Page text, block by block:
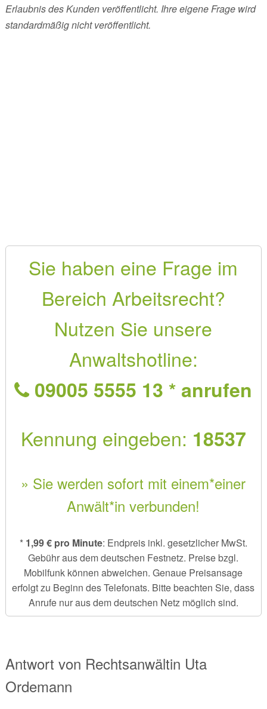
Erlaubnis des Kunden veröffentlicht. Ihre eigene Frage wird
standardmäßig nicht veröffentlicht.
Sie haben eine Frage im
Bereich Arbeitsrecht?
Nutzen Sie unsere
Anwaltshotline:
09005 5555 13 * anrufen
Kennung eingeben: 18537
» Sie werden sofort mit einem*einer
Anwält*in verbunden!
* 1,99 € pro Minute: Endpreis inkl. gesetzlicher MwSt.
Gebühr aus dem deutschen Festnetz. Preise bzgl.
Mobilfunk können abweichen. Genaue Preisansage
erfolgt zu Beginn des Telefonats. Bitte beachten Sie, dass
Anrufe nur aus dem deutschen Netz möglich sind.
Antwort von Rechtsanwältin Uta
Ordemann